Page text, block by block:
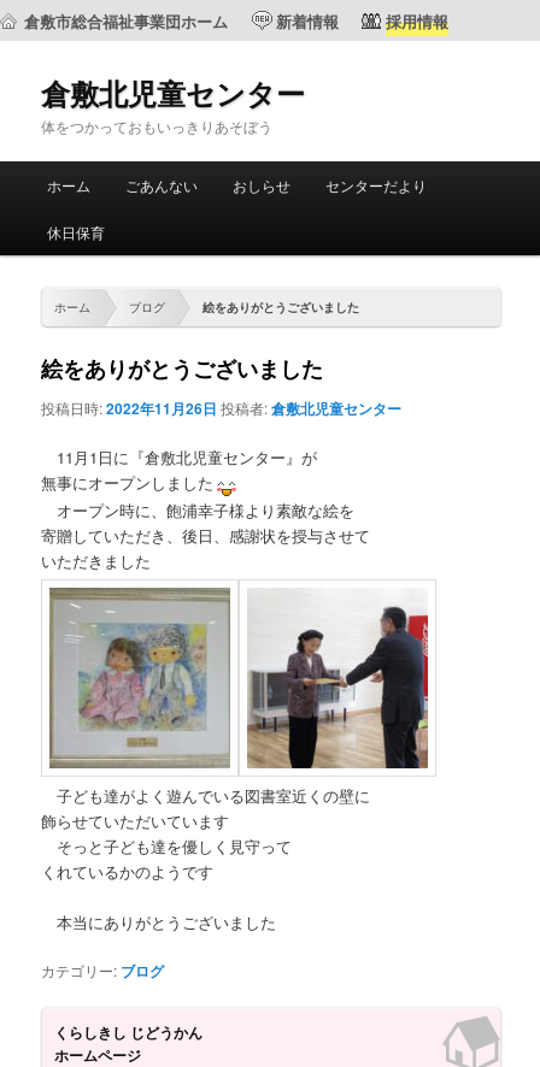
倉敷市総合福祉事業団ホーム 新着情報 採用情報
倉敷北児童センター
体をつかっておもいっきりあそぼう
メ
メ
イ
ン
ツ
へ
サ
ブ
ツ
へ
移
ホーム ごあんない おしらせ センターだより
休日保育
ホーム ブログ 絵をありがとうございました
絵をありがとうございました
投稿日時:2022年11月26日 投稿者:倉敷北児童センター
11月1日に『倉敷北児童センター』が
無事にオープンしました
オープン時に、飽浦幸子様より素敵な絵を
寄贈していただき、後日、感謝状を授与させて
いただきました
子ども達がよく遊んでいる図書室近くの壁に
飾らせていただいています
そっと子ども達を優しく見守って
くれているかのようです
本当にありがとうございました
カテゴリー: ブログ
くらしきし じどうかん
ホームページ